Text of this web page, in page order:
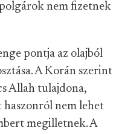
nem fizetnek
pontja az olajból
A Korán szerint
Allah tulajdona,
nem lehet
megilletnek. A